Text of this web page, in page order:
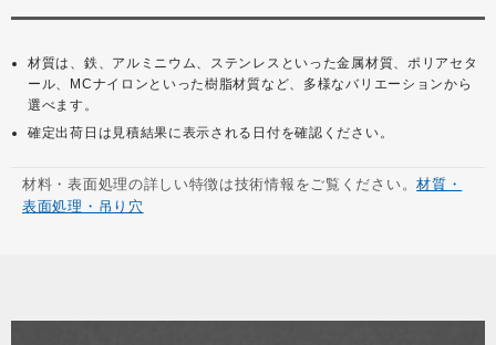
材質は、鉄、アルミニウム、ステンレスといった金属材質、ポリアセタ
ール、MCナイロンといった樹脂材質など、多様なバリエーションから
選べます。
確定出荷日は見積結果に表示される日付を確認ください。
材料・表面処理の詳しい特徴は技術情報をご覧ください。材質・
表面処理・吊り穴